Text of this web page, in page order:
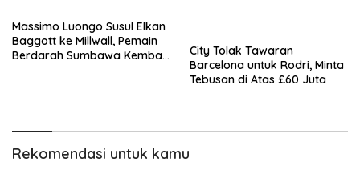
Massimo Luongo Susul Elkan
Baggott ke Millwall, Pemain
Berdarah Sumbawa Kembali
City Tolak Tawaran
Barcelona untuk Rodri, Minta
Tebusan di Atas £60 Juta
Rekomendasi untuk kamu